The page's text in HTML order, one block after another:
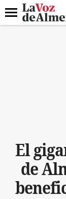
DESTACADO
Menú
El
de